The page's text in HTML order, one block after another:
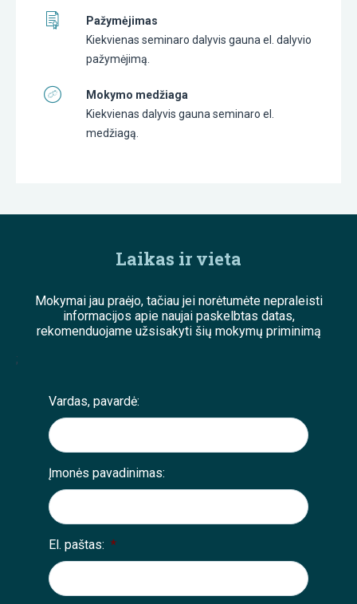
Pažymėjimas
Kiekvienas seminaro dalyvis gauna el. dalyvio
pažymėjimą.
Mokymo medžiaga
Kiekvienas dalyvis gauna seminaro el.
medžiagą.
Laikas ir vieta
Mokymai jau praėjo, tačiau jei norėtumėte nepraleisti
informacijos apie naujai paskelbtas datas,
rekomenduojame užsisakyti šių mokymų priminimą
;
Vardas, pavardė:
Įmonės pavadinimas:
El. paštas: *